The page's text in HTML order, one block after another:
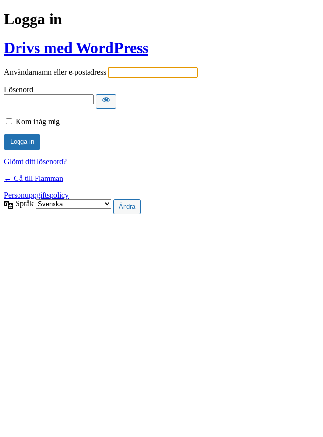
Logga in
Drivs med WordPress
Användarnamn eller e-postadress
Lösenord
Kom ihåg mig
Glömt ditt lösenord?
← Gå till Flamman
Personuppgiftspolicy
Språk